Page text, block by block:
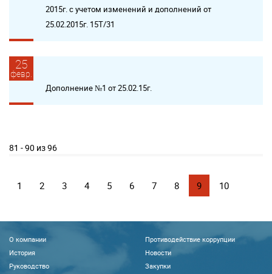
2015г. с учетом изменений и дополнений от
25.02.2015г. 15Т/31
25
февр.
Дополнение №1 от 25.02.15г.
81 - 90 из 96
1 2 3 4 5 6 7 8 9 10
О компании
История
Руководство
Противодействие коррупции
Новости
Закупки